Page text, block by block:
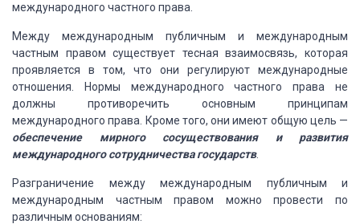
международного частного права.
Между международным публичным и международным
частным правом существует тесная взаимосвязь, которая
проявляется в том, что они регулируют международные
отношения.
Нормы международного частного права не
должны противоречить основным принципам
международного права. Кроме того, они имеют общую цель —
обеспечениемирного сосуществования и развития
международного сотрудничества государств.
Разграничение между международным публичным и
международным частным правом можно провести по
различным основаниям: